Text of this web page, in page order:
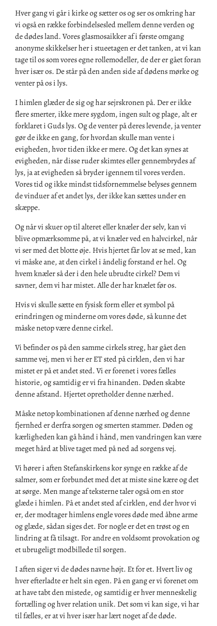
Hver gang vi går i kirke og sætter os og ser os omkring har
vi også en række forbindelsesled mellem denne verden og
de dødes land. Vores glasmosaikker af i første omgang
anonyme skikkelser her i stueetagen er det tanken, at vi kan
tage til os som vores egne rollemodeller, de der er gået foran
hver især os. De står på den anden side af dødens mørke og
venter på os i lys.
I himlen glæder de sig og har sejrskronen på. Der er ikke
flere smerter, ikke mere sygdom, ingen sult og plage, alt er
forklaret i Guds lys. Og de venter på deres levende, ja venter
gør de ikke en gang, for hvordan skulle man vente i
evigheden, hvor tiden ikke er mere. Og det kan synes at
evigheden, når disse ruder skimtes eller gennembrydes af
lys, ja at evigheden så bryder igennem til vores verden.
Vores tid og ikke mindst tidsfornemmelse belyses gennem
de vinduer af et andet lys, der ikke kan sættes under en
skæppe.
Og når vi skuer op til alteret eller knæler der selv, kan vi
blive opmærksomme på, at vi knæler ved en halvcirkel, når
vi ser med det blotte øje. Hvis hjertet får lov at se med, kan
vi måske ane, at den cirkel i åndelig forstand er hel. Og
hvem knæler så der i den hele ubrudte cirkel? Dem vi
savner, dem vi har mistet. Alle der har knælet før os.
Hvis vi skulle sætte en fysisk form eller et symbol på
erindringen og minderne om vores døde, så kunne det
måske netop være denne cirkel.
Vi befinder os på den samme cirkels streg, har gået den
samme vej, men vi her er ET sted på cirklen, den vi har
mistet er på et andet sted. Vi er forenet i vores fælles
historie, og samtidig er vi fra hinanden. Døden skabte
denne afstand. Hjertet opretholder denne nærhed.
Måske netop kombinationen af denne nærhed og denne
fjernhed er derfra sorgen og smerten stammer. Døden og
kærligheden kan gå hånd i hånd, men vandringen kan være
meget hård at blive taget med på ned ad sorgens vej.
Vi hører i aften Stefanskirkens kor synge en række af de
salmer, som er forbundet med det at miste sine kære og det
at sørge. Men mange af teksterne taler også om en stor
glæde i himlen. På et andet sted af cirklen, end der hvor vi
er, der modtager himlens engle vores døde med åbne arme
og glæde, sådan siges det. For nogle er det en trøst og en
lindring at få tilsagt. For andre en voldsomt provokation og
et ubrugeligt modbillede til sorgen.
I aften siger vi de dødes navne højt. Et for et. Hvert liv og
hver efterladte er helt sin egen. På en gang er vi forenet om
at have tabt den mistede, og samtidig er hver menneskelig
fortælling og hver relation unik. Det som vi kan sige, vi har
til fælles, er at vi hver især har lært noget af de døde.